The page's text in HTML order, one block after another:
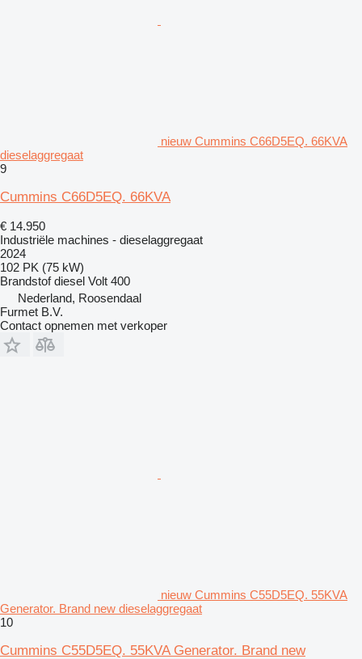
nieuw Cummins C66D5EQ. 66KVA
dieselaggregaat
9
Cummins C66D5EQ. 66KVA
€ 14.950
Industriële machines - dieselaggregaat
2024
102 PK (75 kW)
Brandstof diesel Volt 400
Nederland, Roosendaal
Furmet B.V.
Contact opnemen met verkoper
nieuw Cummins C55D5EQ. 55KVA
Generator. Brand new dieselaggregaat
10
Cummins C55D5EQ. 55KVA Generator. Brand new